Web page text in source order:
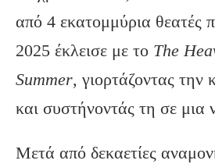
από 4 εκατομμύρια θεατές
2025 έκλεισε με το The
Summer, γιορτάζοντας την
και συστήνοντάς τη σε μια
Μετά από δεκαετίες